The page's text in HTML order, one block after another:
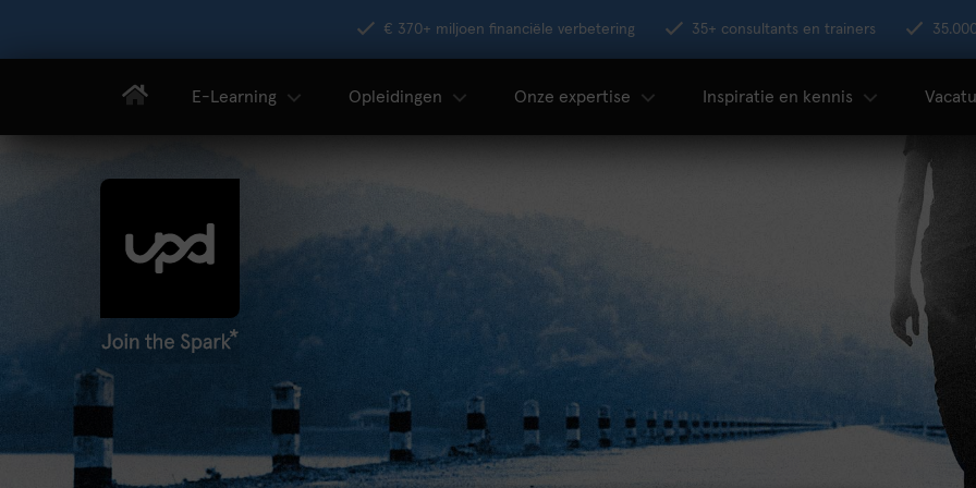
€ 370+ miljoen financiële verbetering 35+ consultants en trainers
E-Learning Opleidingen Onze expertise Inspiratie en kennis